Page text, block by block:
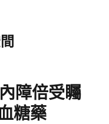
障倍受矚
糖藥